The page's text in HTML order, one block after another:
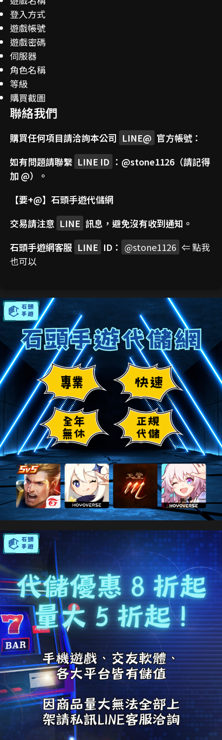
登入方式
遊戲帳號
遊戲密碼
伺服器
角色名稱
等級
購買截圖
聯絡我們
購買任何項目請洽詢本公司 LINE@ 官方帳號：
如有問題請聯繫 LINE ID ： @stone1126 （請記得
加 @）。
【要+@】 石頭手遊代儲網
交易請注意 LINE 訊息，避免沒有收到通知。
石頭手遊網客服 LINE ID： @stone1126 ⇐ 點我
也可以